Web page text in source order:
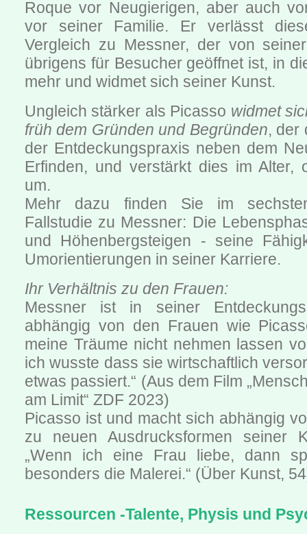
Roque vor Neugierigen, aber auch
vor seiner Familie. Er verlässt
Vergleich zu Messner, der von
übrigens für Besucher geöffnet ist, in
mehr und widmet sich seiner Kunst.
Ungleich stärker als Picasso widmet
früh dem Gründen und Begründen, der
der Entdeckungspraxis neben dem
Erfinden, und verstärkt dies im Alter,
um.
Mehr dazu finden Sie im
Fallstudie zu Messner: Die
und Höhenbergsteigen - seine
Umorientierungen in seiner Karriere.
Ihr Verhältnis zu den Frauen:
Messner ist in seiner
abhängig von den Frauen wie
meine Träume nicht nehmen lassen
ich wusste dass sie wirtschaftlich
etwas passiert.“ (Aus dem Film
am Limit“ ZDF 2023)
Picasso ist und macht sich abhängig
zu neuen Ausdrucksformen seiner
„Wenn ich eine Frau liebe, dann
besonders die Malerei.“ (Über Kunst,
Ressourcen -Talente, Physis und